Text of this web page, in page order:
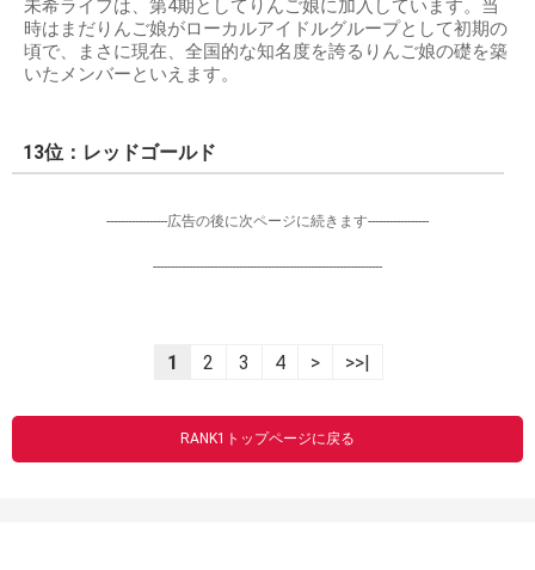
未希ライフは、第4期としてりんご娘に加入しています。当
時はまだりんご娘がローカルアイドルグループとして初期の
頃で、まさに現在、全国的な知名度を誇るりんご娘の礎を築
いたメンバーといえます。
13位：レッドゴールド
-----------------広告の後に次ページに続きます-----------------
----------------------------------------------------------------
1 2 3 4 > >>|
RANK1トップページに戻る